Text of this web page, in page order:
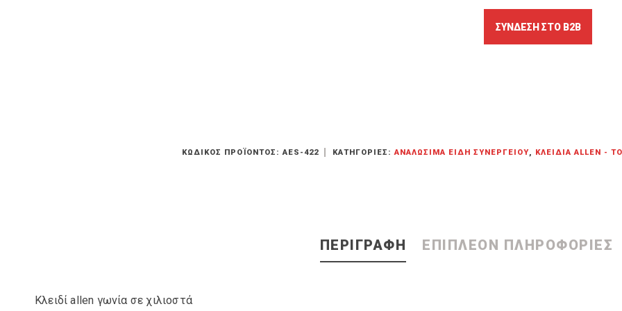
ΚΩΔΙΚΌΣ ΠΡΟΪΌΝΤΟΣ:AES-422 ΚΑΤΗΓΟΡΊΕΣ:ΑΝΑΛΏΣΙΜΑ ΕΊΔΗ ΣΥΝΕΡΓΕΊΟΥ, ΚΛΕΙΔΙΆ ALLEN -
ΠΕΡΙΓΡΑΦΉ ΕΠΙΠΛΈΟΝ ΠΛΗΡΟΦΟΡΊΕΣ
Κλειδί allen γωνία σε χιλιοστά